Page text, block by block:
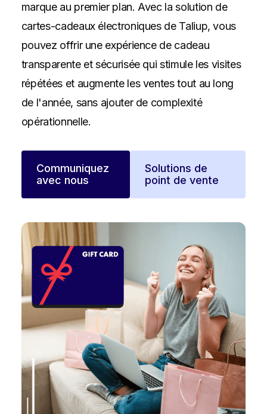
marque au premier plan. Avec la solution de
cartes-cadeaux électroniques de Taliup, vous
pouvez offrir une expérience de cadeau
transparente et sécurisée qui stimule les visites
répétées et augmente les ventes tout au long
de l'année, sans ajouter de complexité
opérationnelle.
Communiquez
avec nous
Solutions de
point de vente